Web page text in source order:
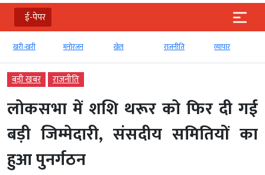
ई-पेपर
खरी-खरी मनोरंजन खेल राजनीति व्‍यापार
बड़ी खबर राजनीति
लोकसभा में शशि थरूर को फिर दी गई
बड़ी जिम्मेदारी, संसदीय समितियों का
हुआ पुनर्गठन